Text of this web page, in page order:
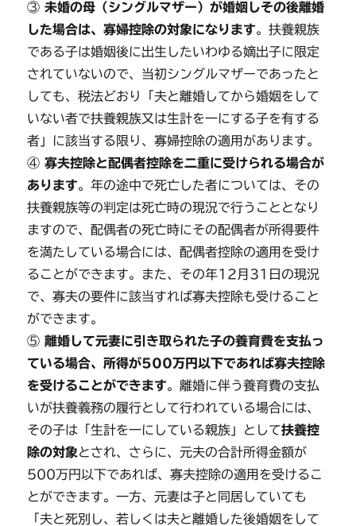
③ 未婚の母（シングルマザー）が婚姻しその後離婚
した場合は、寡婦控除の対象になります。扶養親族
である子は婚姻後に出生したいわゆる嫡出子に限定
されていないので、当初シングルマザーであったと
しても、税法どおり「夫と離婚してから婚姻をして
いない者で扶養親族又は生計を一にする子を有する
者」に該当する限り、寡婦控除の適用があります。
④ 寡夫控除と配偶者控除を二重に受けられる場合が
あります。年の途中で死亡した者については、その
扶養親族等の判定は死亡時の現況で行うこととなり
ますので、配偶者の死亡時にその配偶者が所得要件
を満たしている場合には、配偶者控除の適用を受け
ることができます。また、その年12月31日の現況
で、寡夫の要件に該当すれば寡夫控除も受けること
ができます。
⑤ 離婚して元妻に引き取られた子の養育費を支払っ
ている場合、所得が500万円以下であれば寡夫控除
を受けることができます。離婚に伴う養育費の支払
いが扶養義務の履行として行われている場合には、
その子は「生計を一にしている親族」として扶養控
除の対象とされ、さらに、元夫の合計所得金額が
500万円以下であれば、寡夫控除の適用を受けるこ
とができます。一方、元妻は子と同居していても
「夫と死別し、若しくは夫と離婚した後婚姻をして